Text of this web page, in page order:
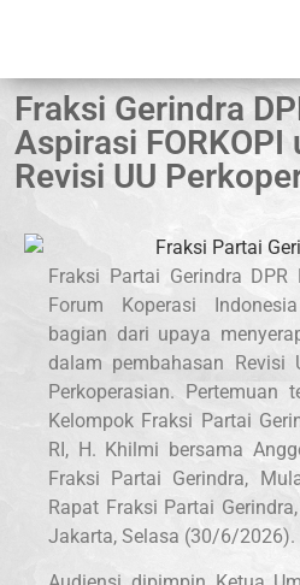
Fraksi Gerindra
Aspirasi
Revisi UU
Fraksi Partai Gerindra DPR
Forum Koperasi
bagian dari upaya
dalam pembahasan Revisi
Perkoperasian. Pertemuan
Kelompok Fraksi Partai
RI, H. Khilmi bersama
Fraksi Partai Gerindra,
Rapat Fraksi Partai
Jakarta, Selasa (30/6/2026).